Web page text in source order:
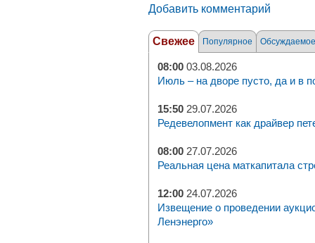
Добавить комментарий
Свежее Популярное Обсуждаемое
08:00 03.08.2026
Июль – на дворе пусто, да и в
15:50 29.07.2026
Редевелопмент как драйвер
08:00 27.07.2026
Реальная цена маткапитала
12:00 24.07.2026
Извещение о проведении
Ленэнерго»